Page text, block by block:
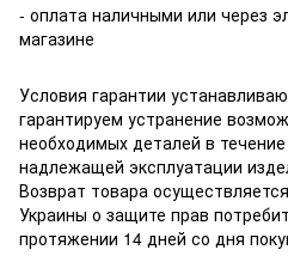
- оплата наличными или через
магазине
Условия гарантии
гарантируем устранение
необходимых деталей в
надлежащей эксплуатации
Возврат товара
Украины о защите прав
протяжении 14 дней со дня